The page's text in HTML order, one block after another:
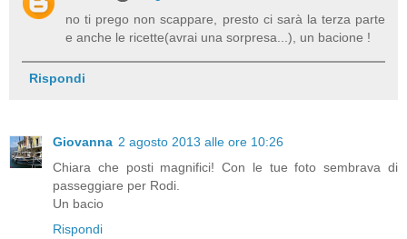
no ti prego non scappare, presto ci sarà la terza parte
e anche le ricette(avrai una sorpresa...), un bacione !
Rispondi
Giovanna 2 agosto 2013 alle ore 10:26
Chiara che posti magnifici! Con le tue foto sembrava di
passeggiare per Rodi.
Un bacio
Rispondi